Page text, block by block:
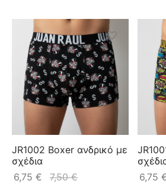
JR1002 Boxer ανδρικό με
σχέδια
6,75 € 7,50€
6,75